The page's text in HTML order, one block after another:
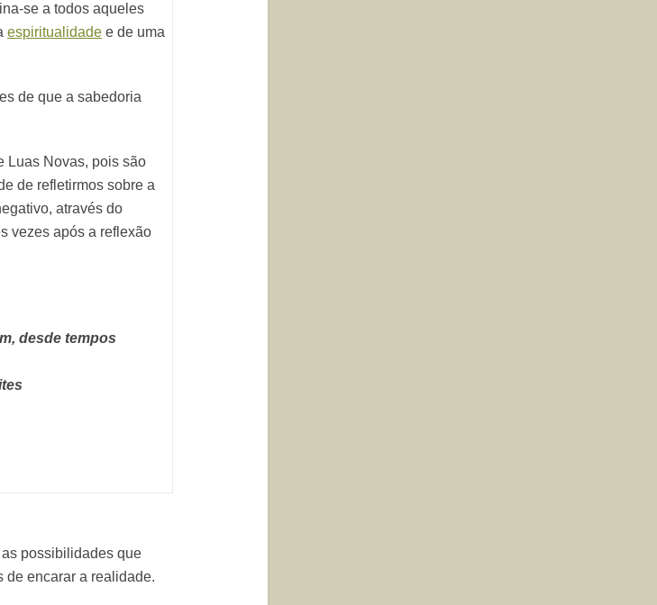
se a todos aqueles
espiritualidade e de uma
de que a sabedoria
Luas Novas, pois são
de refletirmos sobre a
através do
vezes após a reflexão
desde tempos
possibilidades que
de encarar a realidade.